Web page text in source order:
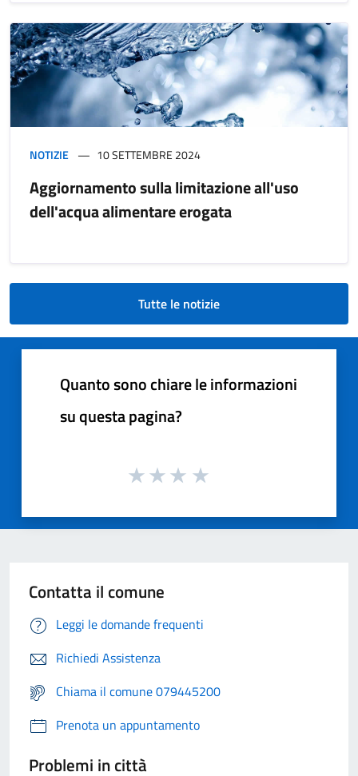
NOTIZIE 10 SETTEMBRE 2024
Aggiornamento sulla limitazione all'uso
dell'acqua alimentare erogata
Tutte le notizie
Quanto sono chiare le informazioni
su questa pagina?
Contatta il comune
Leggi le domande frequenti
Richiedi Assistenza
Chiama il comune 079445200
Prenota un appuntamento
Problemi in città